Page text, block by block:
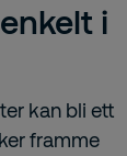
i
kan bli ett
framme